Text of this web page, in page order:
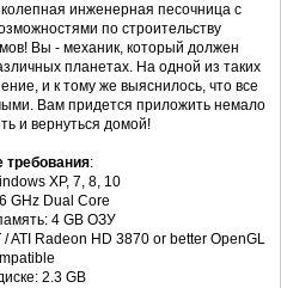
инженерная песочница с
по строительству
Вы - механик, который должен
планетах. На одной из таких
и к тому же выяснилось, что все
Вам придется приложить немало
и вернуться домой!
:
XP, 7, 8, 10
GHz Dual Core
4 GB ОЗУ
ATI Radeon HD 3870 or better OpenGL
2.3 GB